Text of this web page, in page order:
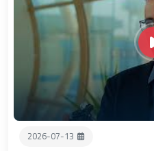
2026-07-13